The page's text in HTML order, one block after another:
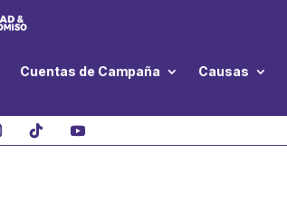
Cuentas de Campaña Causas